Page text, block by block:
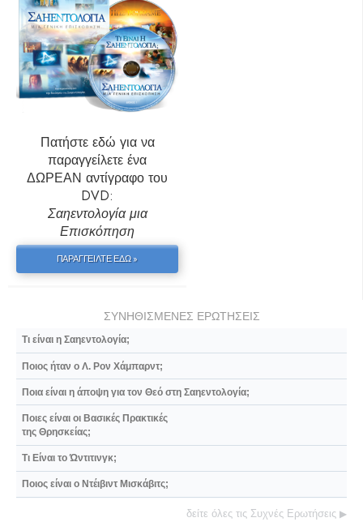
Πατήστε εδώ για να
παραγγείλετε ένα
ΔΩΡΕΑΝ αντίγραφο του
DVD:
Σαηεντολογία μια
Επισκόπηση
ΠΑΡΑΓΓΕΙΛΤΕ ΕΔΩ »
ΣΥΝΗΘΙΣΜΕΝΕΣ ΕΡΩΤΗΣΕΙΣ
Τι είναι η Σαηεντολογία;
Ποιος ήταν ο Λ. Ρον Χάμπαρντ;
Ποια είναι η άποψη για τον Θεό στη Σαηεντολογία;
Ποιες είναι οι Βασικές Πρακτικές
της Θρησκείας;
Τι Είναι το Ώντιτινγκ;
Ποιος είναι ο Ντέιβιντ Μισκάβιτς;
δείτε όλες τις Συχνές Ερωτήσεις ▶